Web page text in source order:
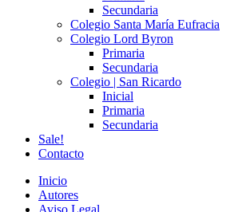
Secundaria
Colegio Santa María Eufracia
Colegio Lord Byron
Primaria
Secundaria
Colegio | San Ricardo
Inicial
Primaria
Secundaria
Sale!
Contacto
Inicio
Autores